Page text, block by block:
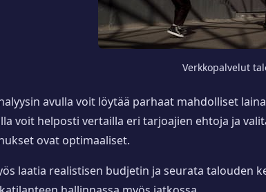
Verkkopalvelut
avulla voit löytää parhaat mahdolliset
voit helposti vertailla eri tarjoajien ehtoja ja
ovat optimaaliset.
laatia realistisen budjetin ja seurata